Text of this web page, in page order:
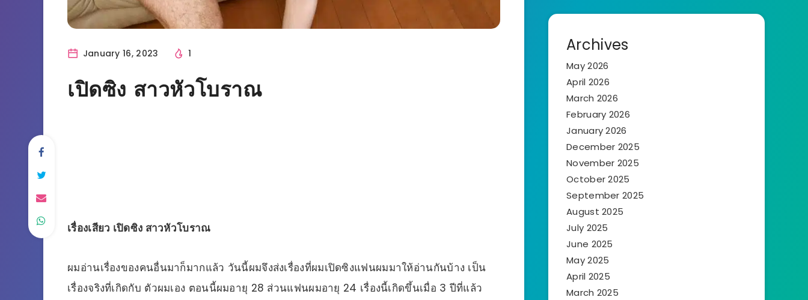
January 16, 2023 1
เปิดซิง สาวหัวโบราณ
เรื่องเสียว เปิดซิง สาวหัวโบราณ
ผมอ่านเรื่องของคนอื่นมาก็มากแล้ว วันนี้ผมจึงส่งเรื่องที่ผมเปิดซิงแฟนผมมาให้อ่านกันบ้าง เป็น
เรื่องจริงที่เกิดกับ ตัวผมเอง ตอนนี้ผมอายุ 28 ส่วนแฟนผมอายุ 24 เรื่องนี้เกิดขึ้นเมื่อ 3 ปีที่แล้ว
Archives
May 2026
April 2026
March 2026
February 2026
January 2026
December 2025
November 2025
October 2025
September 2025
August 2025
July 2025
June 2025
May 2025
April 2025
March 2025